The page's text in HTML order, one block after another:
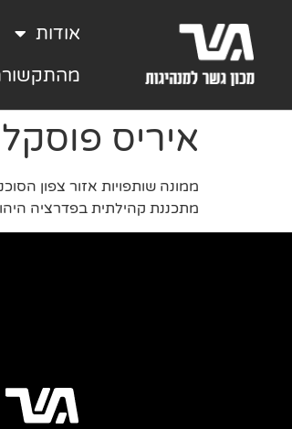
אודות
איריס
ממונה שותפויות אזור צפון
מתכננת קהילתית בפדרציה